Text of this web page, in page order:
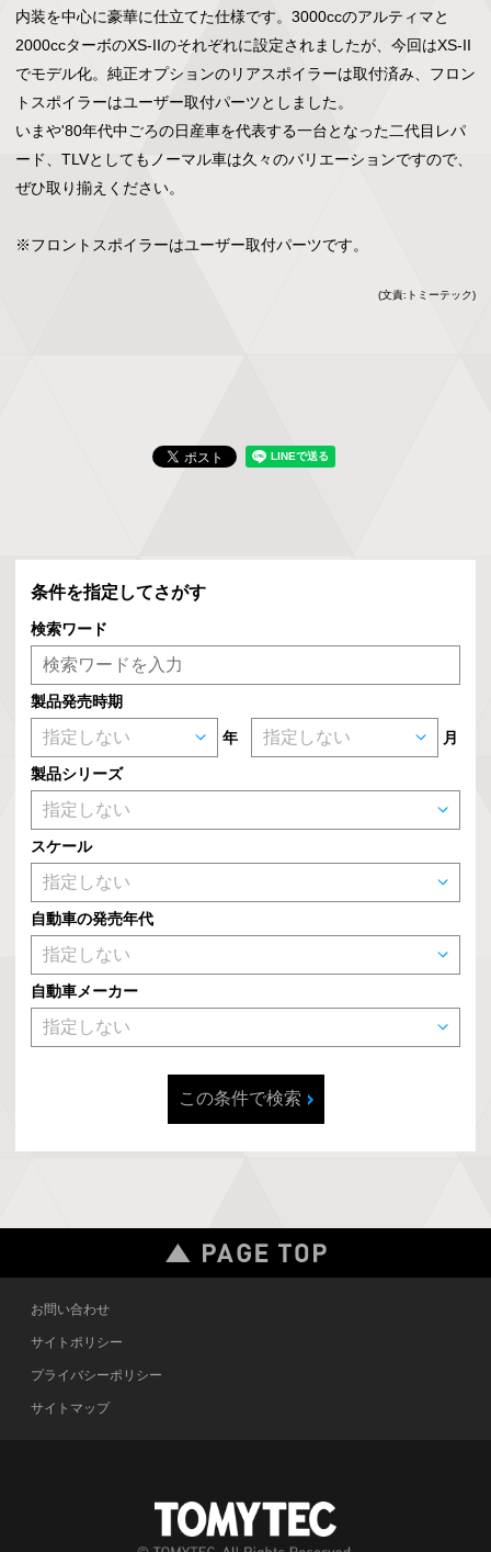
内装を中心に豪華に仕立てた仕様です。3000ccのアルティマと
2000ccターボのXS-IIのそれぞれに設定されましたが、今回はXS-II
でモデル化。純正オプションのリアスポイラーは取付済み、フロン
トスポイラーはユーザー取付パーツとしました。
いまや'80年代中ごろの日産車を代表する一台となった二代目レパ
ード、TLVとしてもノーマル車は久々のバリエーションですので、
ぜひ取り揃えください。
※フロントスポイラーはユーザー取付パーツです。
(文責:トミーテック)
条件を指定してさがす
検索ワード
製品発売時期
年 月
製品シリーズ
スケール
自動車の発売年代
自動車メーカー
この条件で検索
お問い合わせ
サイトポリシー
プライバシーポリシー
サイトマップ